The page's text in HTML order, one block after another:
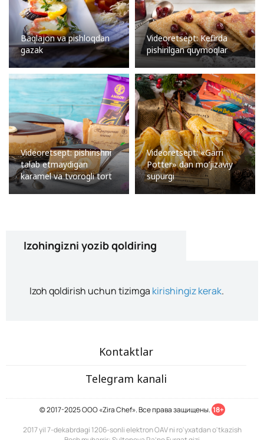
Baqlajon va pishloqdan
gazak
Videoretsept: Kefirda
pishirilgan quymoqlar
Videoretsept: pishirishni
talab etmaydigan
karamel va tvorogli tort
Videoretsept: «Garri
Potter» dan mo’jizaviy
supurgi
Izohingizni yozib qoldiring
Izoh qoldirish uchun tizimga kirishingiz kerak.
Kontaktlar
Telegram kanali
© 2017-2025 ООО «Zira Chef». Все права защищены. 18+
2017 yil 7-dekabrdagi 1206-sonli elektron OAV ni ro'yxatdan o'tkazish